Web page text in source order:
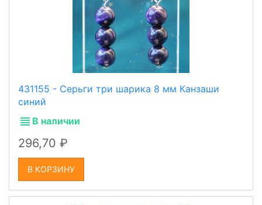
431155 - Серьги три шарика 8 мм Канзаши
синий
В наличии
296,70
В КОРЗИНУ